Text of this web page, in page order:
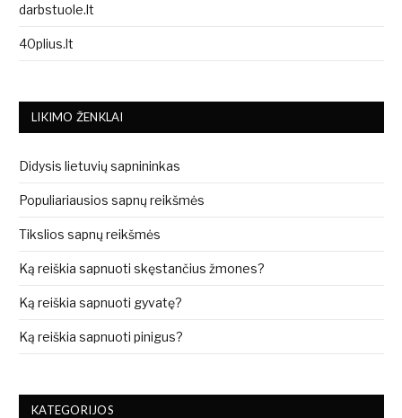
darbstuole.lt
40plius.lt
LIKIMO ŽENKLAI
Didysis lietuvių sapnininkas
Populiariausios sapnų reikšmės
Tikslios sapnų reikšmės
Ką reiškia sapnuoti skęstančius žmones?
Ką reiškia sapnuoti gyvatę?
Ką reiškia sapnuoti pinigus?
KATEGORIJOS